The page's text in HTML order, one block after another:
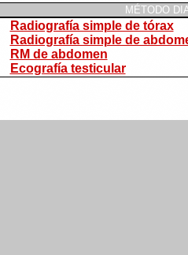
MÉTODO
Radiografía simple de tórax
Radiografía simple de
RM de abdomen
Ecografía testicular